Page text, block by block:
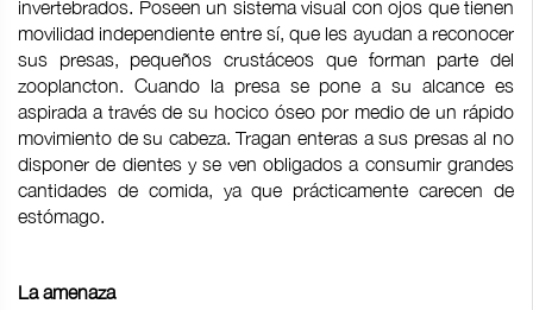
invertebrados. Poseen un sistema visual con ojos que tienen
movilidad independiente entre sí, que les ayudan a reconocer
sus presas, pequeños crustáceos que forman parte del
zooplancton. Cuando la presa se pone a su alcance es
aspirada a través de su hocico óseo por medio de un rápido
movimiento de su cabeza. Tragan enteras a sus presas al no
disponer de dientes y se ven obligados a consumir grandes
cantidades de comida, ya que prácticamente carecen de
estómago.
La amenaza